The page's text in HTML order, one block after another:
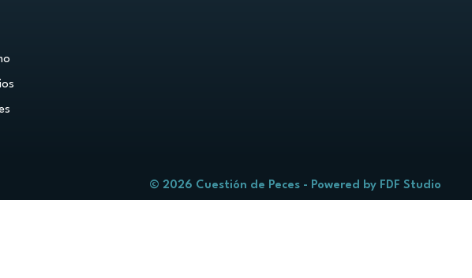
© 2026 Cuestión de Peces - Powered by FDF Studio